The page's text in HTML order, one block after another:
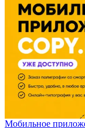
Мобильное